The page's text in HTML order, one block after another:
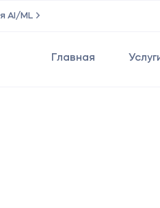
AI/ML
Главная